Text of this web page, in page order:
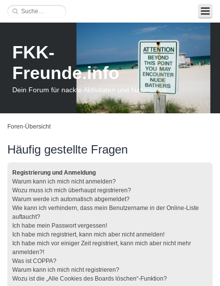
FKK-
Freunde.info
Dein Forum für nackte Aktivitäten und Naturismus
Foren-Übersicht
Häufig gestellte Fragen
Registrierung und Anmeldung
Warum kann ich mich nicht anmelden?
Wozu muss ich mich überhaupt registrieren?
Warum werde ich automatisch abgemeldet?
Wie kann ich verhindern, dass mein Benutzername in der Online-Liste
auftaucht?
Ich habe mein Passwort vergessen!
Ich habe mich registriert, kann mich aber nicht anmelden!
Ich habe mich vor einiger Zeit registriert, kann mich aber nicht mehr
anmelden?!
Was ist COPPA?
Warum kann ich mich nicht registrieren?
Wozu ist die „Alle Cookies des Boards löschen“-Funktion?